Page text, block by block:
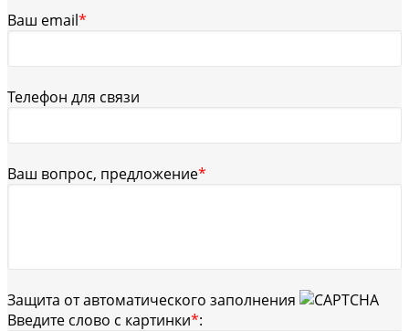
Ваш email*
Телефон для связи
Ваш вопрос, предложение*
Защита от автоматического заполнения
Введите слово с картинки*: